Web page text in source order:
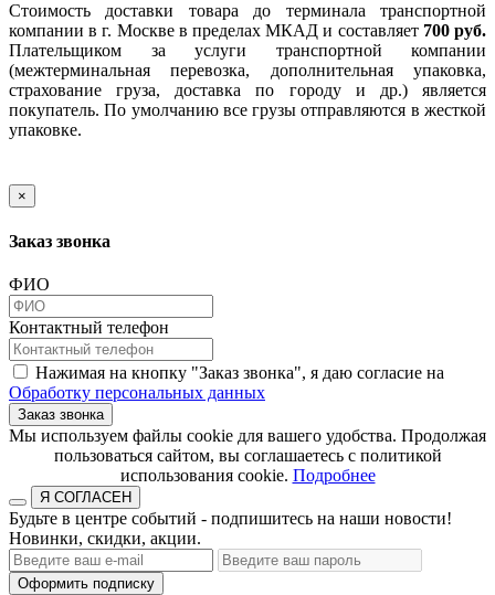
Стоимость доставки товара до терминала транспортной
компании в г. Москве в пределах МКАД и составляет 700 руб.
Плательщиком за услуги транспортной компании
(межтерминальная перевозка, дополнительная упаковка,
страхование груза, доставка по городу и др.) является
покупатель. По умолчанию все грузы отправляются в жесткой
упаковке.
×
Заказ звонка
ФИО
Контактный телефон
Нажимая на кнопку "Заказ звонка", я даю согласие на
Обработку персональных данных
Заказ звонка
​​​​​​​Мы используем файлы cookie для вашего удобства. Продолжая
пользоваться сайтом, вы соглашаетесь с политикой
использования cookie.​​​​​​​ Подробнее
Я СОГЛАСЕН
Будьте в центре событий - подпишитесь на наши новости!
Новинки, скидки, акции.
Оформить подписку